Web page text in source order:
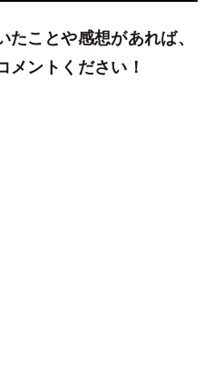
ことや感想があれば、
メントください！